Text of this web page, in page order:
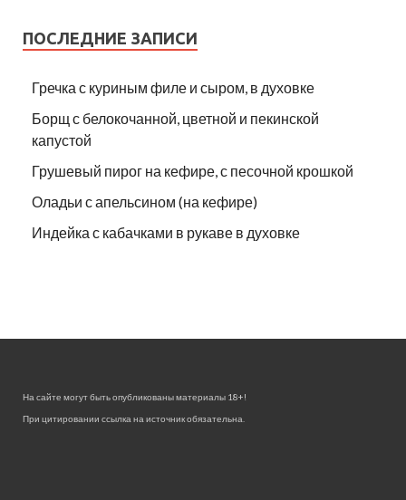
ПОСЛЕДНИЕ ЗАПИСИ
Гречка с куриным филе и сыром, в духовке
Борщ с белокочанной, цветной и пекинской
капустой
Грушевый пирог на кефире, с песочной крошкой
Оладьи с апельсином (на кефире)
Индейка с кабачками в рукаве в духовке
На сайте могут быть опубликованы материалы 18+!
При цитировании ссылка на источник обязательна.